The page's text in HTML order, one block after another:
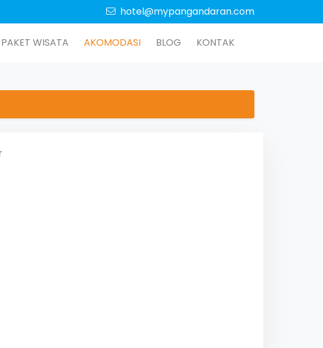
hotel@mypangandaran.com
PAKET WISATA AKOMODASI BLOG KONTAK